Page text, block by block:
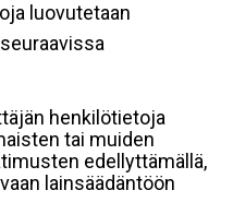
luovutetaan
henkilötietoja
tai muiden
edellyttämällä,
lainsäädäntöön